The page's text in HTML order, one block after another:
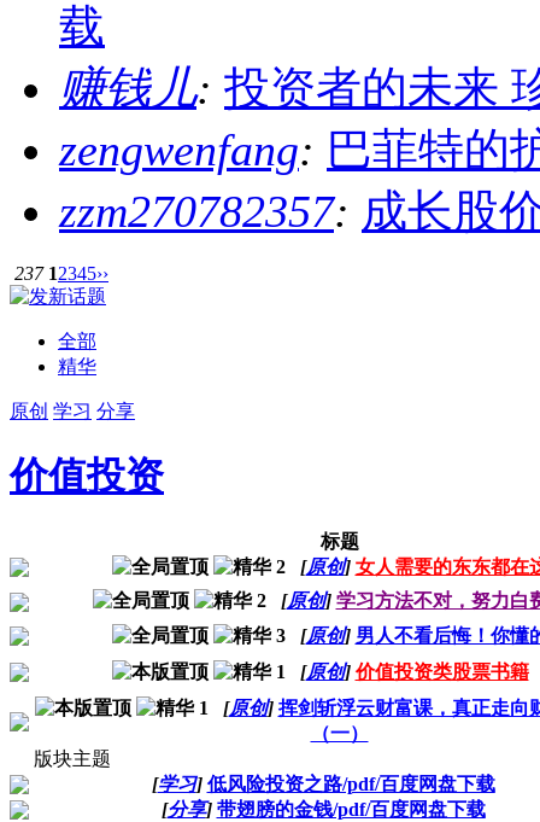
载
赚钱儿: 投资者的未来
zengwenfang: 巴菲特的
zzm270782357: 成长股
237 12345››
全部
精华
原创 学习 分享
价值投资
标题
[原创] 女人需要的东东都在
[原创] 学习方法不对，努力白
[原创] 男人不看后悔！你懂
[原创] 价值投资类股票书籍
[原创] 挥剑斩浮云财富课，真正走向
（一）
版块主题
[学习] 低风险投资之路/pdf/百度网盘下载
[分享] 带翅膀的金钱/pdf/百度网盘下载